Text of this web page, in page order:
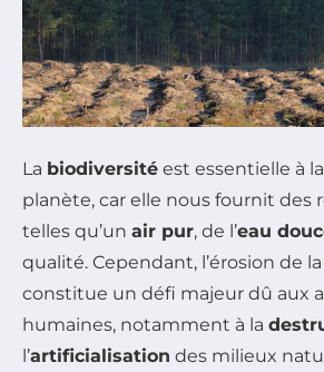
La biodiversité est essentielle à
planète, car elle nous fournit des
telles qu’un air pur, de l’eau
qualité. Cependant, l’érosion de
constitue un défi majeur dû aux
humaines, notamment à la
l’artificialisation des milieux